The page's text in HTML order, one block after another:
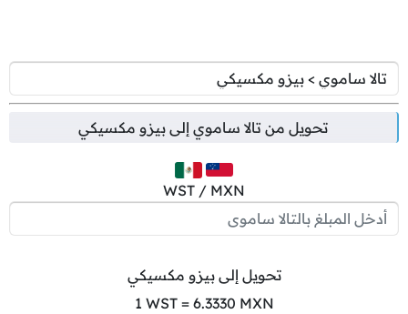
تحويل من تالا ساموي إلى بيزو مكسيكي
WST / MXN
تحويل إلى بيزو مكسيكي
1 WST = 6.3330 MXN